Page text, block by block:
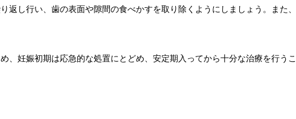
し行い、歯の表面や隙間の食べかすを取り除くようにしましょう。また
妊娠初期は応急的な処置にとどめ、安定期入ってから十分な治療を行う